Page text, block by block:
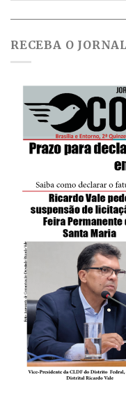
RECEBA O